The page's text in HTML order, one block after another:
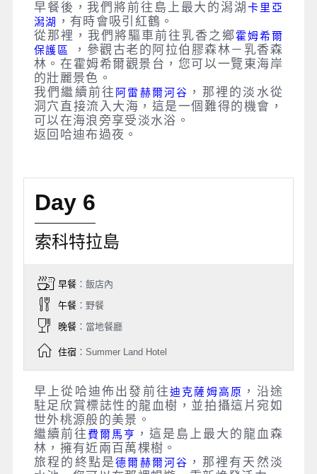
早餐後，我們將前往島上最大的潟湖 卡里亞
潟湖
，有時會吸引紅鶴。
從那裡，我們將驅車前往乳香之鄉 霍姆希爾
保護區
，參觀古老的阿拉伯膠森林－乳香森
林。在霍姆希爾觀景台，您可以一覽東海岸
的壯麗景色。
我們繼續前往 阿雷赫爾河谷 ，那裡的淡水從
洞穴直接流入大海，這是一個難得的機會，
可以在海浪旁享受淡水浴。
返回哈迪布過夜。
Day 6
索科特拉島
早餐：飯店內
午餐：野餐
晚餐：當地餐廳
住宿：Summer Land Hotel
早上從哈迪佈出發前往迪克薩姆高原 ，沿途
駐足欣賞標誌性的龍血樹，並拍攝這片宛如
世外桃源般的美景。
繼續前往 費爾馬亨 ，這是島上最大的龍血森
林，擁有近兩百萬棵樹。
旅程的終點是德爾赫爾河谷 ，那裡有天然淡